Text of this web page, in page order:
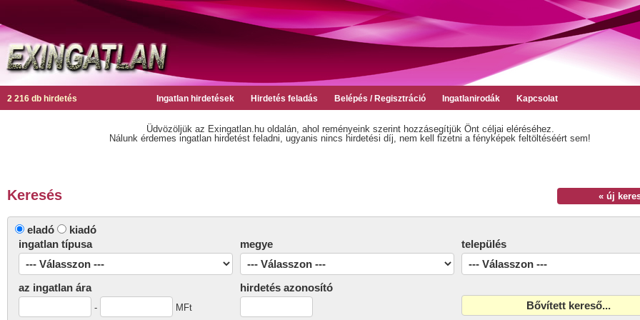
2 216 db hirdetés Ingatlan hirdetések Hirdetés feladás Belépés / Regisztráció Ingatlanirodák Kapcsolat
Üdvözöljük az Exingatlan.hu oldalán, ahol reményeink szerint hozzásegítjük Önt céljai eléréséhez.
Nálunk érdemes ingatlan hirdetést feladni, ugyanis nincs hirdetési díj, nem kell fizetni a fényképek feltöltéséért sem!
« új
Keresés
eladó
kiadó
ingatlan típusa
megye település
az ingatlan ára
- MFt
hirdetés azonosító